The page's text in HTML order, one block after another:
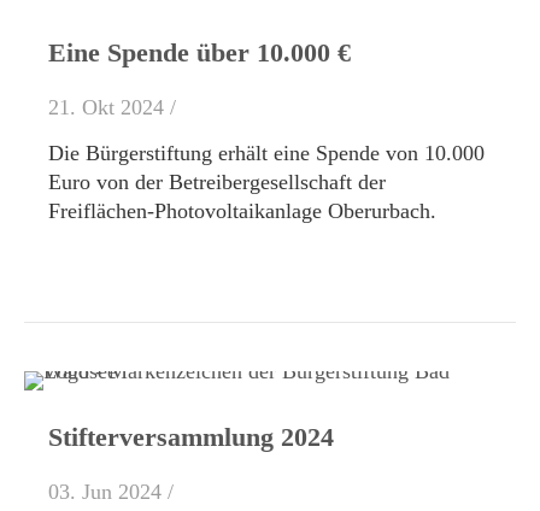
Eine Spende über 10.000 €
21. Okt 2024 /
Die Bürgerstiftung erhält eine Spende von 10.000
Euro von der Betreibergesellschaft der
Freiflächen-Photovoltaikanlage Oberurbach.
Stifterversammlung 2024
03. Jun 2024 /